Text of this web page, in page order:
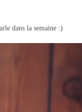
dans la semaine :)